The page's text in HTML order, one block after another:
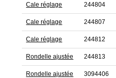
Cale réglage 244804
Cale réglage 244807
Cale réglage 244812
Rondelle ajustée 244813
Rondelle ajustée 3094406